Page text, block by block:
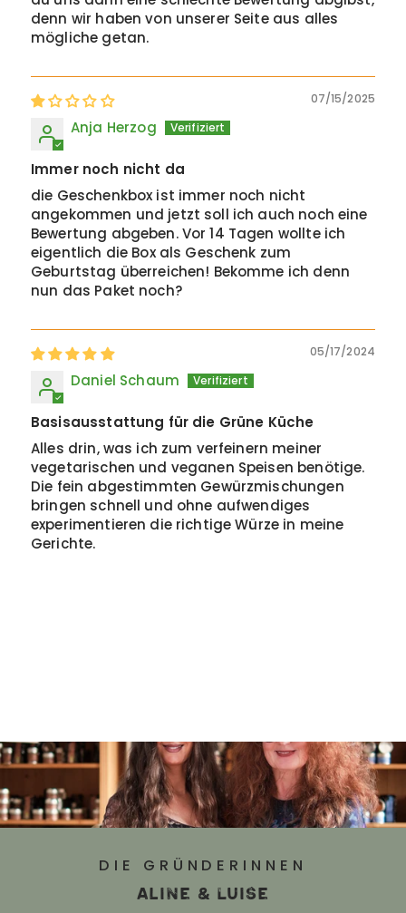
denn wir haben von unserer Seite aus alles
mögliche getan.
07/15/2025
Anja Herzog
Immer noch nicht da
die Geschenkbox ist immer noch nicht
angekommen und jetzt soll ich auch noch eine
Bewertung abgeben. Vor 14 Tagen wollte ich
eigentlich die Box als Geschenk zum
Geburtstag überreichen! Bekomme ich denn
nun das Paket noch?
05/17/2024
Daniel Schaum
Basisausstattung für die Grüne Küche
Alles drin, was ich zum verfeinern meiner
vegetarischen und veganen Speisen benötige.
Die fein abgestimmten Gewürzmischungen
bringen schnell und ohne aufwendiges
experimentieren die richtige Würze in meine
Gerichte.
DIE GRÜNDERINNEN
Aline & Luise